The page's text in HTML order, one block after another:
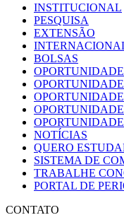
INSTITUCIONAL
PESQUISA
EXTENSÃO
BOLSAS
NOTÍCIAS
QUERO
SISTEMA DE
TRABALHE
PORTAL DE
CONTATO